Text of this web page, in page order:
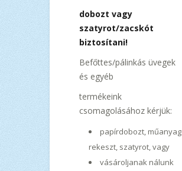
dobozt vagy
szatyrot/zacskót
biztosítani!
Befőttes/pálinkás üvegek
és egyéb
termékeink
csomagolásához kérjük:
papírdobozt, műanyag
rekeszt, szatyrot, vagy
vásároljanak nálunk